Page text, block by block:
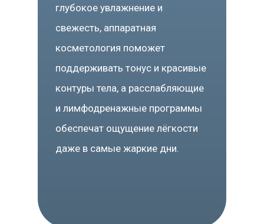
глубокое увлажнение и
свежесть, аппаратная
косметология поможет
поддерживать тонус и красивые
контуры тела, а расслабляющие
и лимфодренажные программы
обеспечат ощущение лёгкости
даже в самые жаркие дни.